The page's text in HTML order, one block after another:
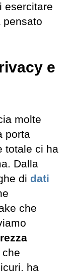
esercitare
pensato
e
molte
porta
totale ci ha
Dalla
di dati
che
che
ha